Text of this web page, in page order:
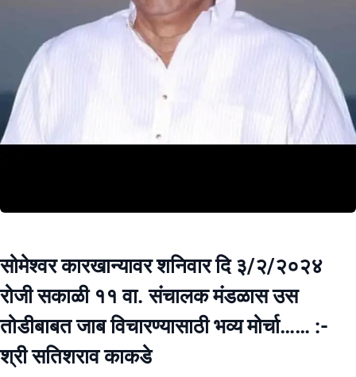
सोमेश्वर कारखान्यावर शनिवार दि ३/२/२०२४
रोजी सकाळी ११ वा. संचालक मंडळास उस
तोडीबाबत जाब विचारण्यासाठी भव्य मोर्चा…… :-
श्री सतिशराव काकडे